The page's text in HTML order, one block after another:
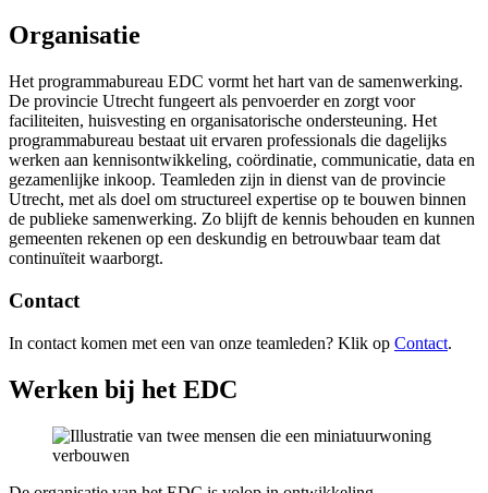
Organisatie
Het programmabureau EDC vormt het hart van de samenwerking.
De provincie Utrecht fungeert als penvoerder en zorgt voor
faciliteiten, huisvesting en organisatorische ondersteuning. Het
programmabureau bestaat uit ervaren professionals die dagelijks
werken aan kennisontwikkeling, coördinatie, communicatie, data en
gezamenlijke inkoop. Teamleden zijn in dienst van de provincie
Utrecht, met als doel om structureel expertise op te bouwen binnen
de publieke samenwerking. Zo blijft de kennis behouden en kunnen
gemeenten rekenen op een deskundig en betrouwbaar team dat
continuïteit waarborgt.
Contact
In contact komen met een van onze teamleden? Klik op Contact.
Werken bij het EDC